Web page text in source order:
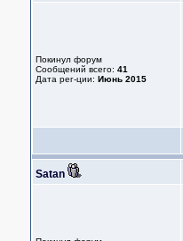
Покинул форум
Сообщений всего: 41
Дата рег-ции: Июнь 2015
Satan